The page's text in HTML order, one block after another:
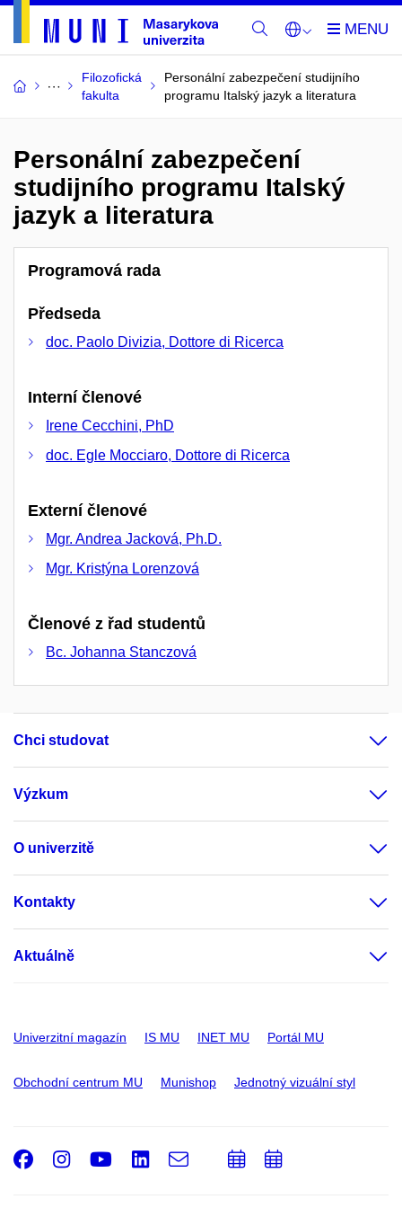
Filozofická
fakulta
Personální zabezpečení studijního
programu Italský jazyk a literatura
Personální zabezpečení
studijního programu Italský
jazyk a literatura
Programová rada
Předseda
doc. Paolo Divizia, Dottore di Ricerca
Interní členové
Irene Cecchini, PhD
doc. Egle Mocciaro, Dottore di Ricerca
Externí členové
Mgr. Andrea Jacková, Ph.D.
Mgr. Kristýna Lorenzová
Členové z řad studentů
Bc. Johanna Stanczová
Chci studovat
Výzkum
O univerzitě
Kontakty
Aktuálně
Univerzitní magazín IS MU INET MU Portál MU
Obchodní centrum MU Munishop Jednotný vizuální styl
Facebook
Instagram
Youtube
LinkedIn
e-
PřidatPřidat